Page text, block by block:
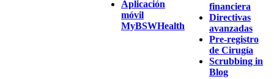
Aplicación
móvil
MyBSWHealth
financiera
Directivas
avanzadas
Pre-registro
de Cirugía
Scrubbing in
Blog